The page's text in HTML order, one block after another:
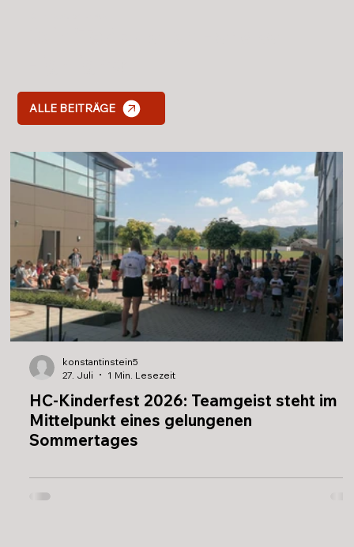
ALLE BEITRÄGE
HC-Kinderfest 2026: Teamgeist steht im
Mittelpunkt eines gelungenen
Sommertages
konstantinstein5
27. Juli
1 Min. Lesezeit